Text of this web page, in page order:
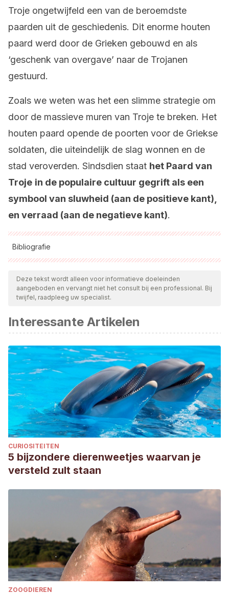
Troje ongetwijfeld een van de beroemdste
paarden uit de geschiedenis. Dit enorme houten
paard werd door de Grieken gebouwd en als
‘geschenk van overgave’ naar de Trojanen
gestuurd.
Zoals we weten was het een slimme strategie om
door de massieve muren van Troje te breken. Het
houten paard opende de poorten voor de Griekse
soldaten, die uiteindelijk de slag wonnen en de
stad veroverden. Sindsdien staat het Paard van
Troje in de populaire cultuur gegrift als een
symbool van sluwheid (aan de positieve kant),
en verraad (aan de negatieve kant).
Bibliografie
Alle aangehaalde bronnen zijn grondig gecontroleerd door
ons team om hun kwaliteit, betrouwbaarheid, actualiteit en
geldigheid te waarborgen. De bibliografie van dit artikel werd
DreamWorks (s.f.).Spirit: Stallion of the cimarron
Consultado el 21 de mayo de 2022.
https://www.dreamworks.com/movies/spirit-stallion-of-the-
cimarron
Gallardo, A. (2018). Bucéfalo como unicornio en la miniatura
medieval.
Revista digital de iconografía medieval, 10(20),
73-101.https://dialnet.unirioja.es/servlet/articulo?
codigo=7123632
National Army Museum (s.f.). Skeleton of Napoleon’s horse
‘Marengo’. Consultado el 12 de junio de 2023.
https://collection.nam.ac.uk/detail.php?acc=1963-09-89-1
https://www.pixar.com/feature-films/toy-story-2
Pool, A. (2018). Animales mitológicos en las monedas
romanas imperiales y provinciales.Historias Acuñadas.
Anuario Asociación Numismática de Chile, ANUCH
https://www.academia.edu/37895790/
Ruíz, F. (2021). Don Quijote y Rocinante: Un paralelismo
textual con ecos iconográficos.Vernacular: New
Deze tekst wordt alleen voor informatieve doeleinden
aangeboden en vervangt niet het consult bij een professional. Bij
twijfel, raadpleeg uw specialist.
Interessante Artikelen
CURIOSITEITEN
5 bijzondere dierenweetjes waarvan je
versteld zult staan
ZOOGDIEREN